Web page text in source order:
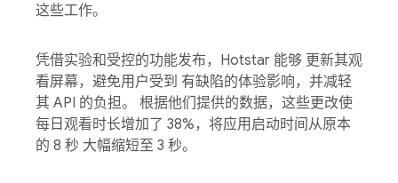
这些工作。
凭借实验和受控的功能发布，Hotstar 能够 更新其观
看屏幕，避免用户受到 有缺陷的体验影响，并减轻
其 API 的负担。 根据他们提供的数据，这些更改使
每日观看时长增加了 38%，将应用启动时间从原本
的 8 秒 大幅缩短至 3 秒。